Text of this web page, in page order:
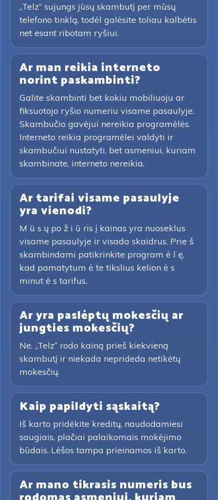
„Telz“ sujungs jūsų skambutį per mūsų
telefono tinklą, todėl galėsite toliau kalbėtis
net esant ribotam ryšiui.
Ar man reikia interneto
norint paskambinti?
Galite skambinti bet kokiu mobiliuoju ar
fiksuotojo ryšio numeriu visame pasaulyje.
Skambučio gavėjui nereikia programėlės.
Interneto reikia programėlei valdyti ir
skambučiui nustatyti, bet asmeniui, kuriam
skambinate, interneto nereikia.
Ar tarifai visame pasaulyje
yra vienodi?
M ū s ų po ž i ū ris į kainas yra nuoseklus
visame pasaulyje ir visada skaidrus. Prie š
skambindami patikrinkite program ė l ę,
kad pamatytum ė te tikslius kelion ė s
minut ė s tarifus.
Ar yra paslėptų mokesčių ar
jungties mokesčių?
Ne. „Telz“ rodo kainą prieš kiekvieną
skambutį ir niekada neprideda netikėtų
mokesčių.
Kaip papildyti sąskaitą?
Iš karto pridėkite kreditų, naudodamiesi
saugiais, plačiai palaikomais mokėjimo
būdais. Lėšos tampa prieinamos iš karto.
Ar mano tikrasis numeris bus